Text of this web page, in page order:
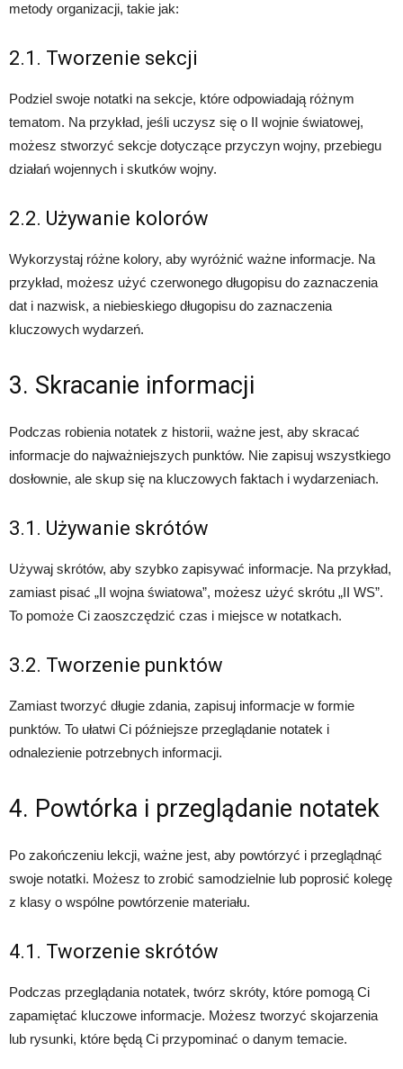
metody organizacji, takie jak:
2.1. Tworzenie sekcji
Podziel swoje notatki na sekcje, które odpowiadają różnym
tematom. Na przykład, jeśli uczysz się o II wojnie światowej,
możesz stworzyć sekcje dotyczące przyczyn wojny, przebiegu
działań wojennych i skutków wojny.
2.2. Używanie kolorów
Wykorzystaj różne kolory, aby wyróżnić ważne informacje. Na
przykład, możesz użyć czerwonego długopisu do zaznaczenia
dat i nazwisk, a niebieskiego długopisu do zaznaczenia
kluczowych wydarzeń.
3. Skracanie informacji
Podczas robienia notatek z historii, ważne jest, aby skracać
informacje do najważniejszych punktów. Nie zapisuj wszystkiego
dosłownie, ale skup się na kluczowych faktach i wydarzeniach.
3.1. Używanie skrótów
Używaj skrótów, aby szybko zapisywać informacje. Na przykład,
zamiast pisać „II wojna światowa”, możesz użyć skrótu „II WS”.
To pomoże Ci zaoszczędzić czas i miejsce w notatkach.
3.2. Tworzenie punktów
Zamiast tworzyć długie zdania, zapisuj informacje w formie
punktów. To ułatwi Ci późniejsze przeglądanie notatek i
odnalezienie potrzebnych informacji.
4. Powtórka i przeglądanie notatek
Po zakończeniu lekcji, ważne jest, aby powtórzyć i przeglądnąć
swoje notatki. Możesz to zrobić samodzielnie lub poprosić kolegę
z klasy o wspólne powtórzenie materiału.
4.1. Tworzenie skrótów
Podczas przeglądania notatek, twórz skróty, które pomogą Ci
zapamiętać kluczowe informacje. Możesz tworzyć skojarzenia
lub rysunki, które będą Ci przypominać o danym temacie.